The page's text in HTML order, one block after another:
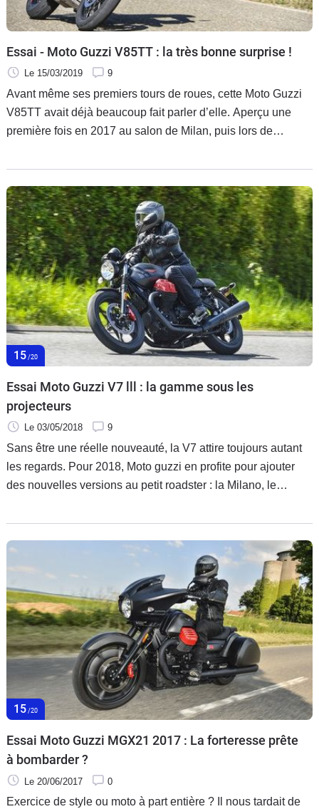
Essai - Moto Guzzi V85TT : la très bonne surprise !
Le 15/03/2019 9
Avant même ses premiers tours de roues, cette Moto Guzzi
V85TT avait déjà beaucoup fait parler d’elle. Aperçu une
première fois en 2017 au salon de Milan, puis lors de
en novembre dernier à l'édition suivante de Milan, ce
nouveau trail s’est fait désirer. Il était donc attendu au
tournant et se devait de ne pas décevoir sur la route!
Rendez-vous est ainsi pris au sud de la Sardaigne, non loin
de Cagliari pour juger de ses prestations.
15 /20
Essai Moto Guzzi V7 lll : la gamme sous les
projecteurs
Le 03/05/2018 9
Sans être une réelle nouveauté, la V7 attire toujours autant
les regards. Pour 2018, Moto guzzi en profite pour ajouter
des nouvelles versions au petit roadster : la Milano, le
découvrir ou redécouvrir la gamme V7. L’avantage en plus
c’est qu’elles sont autant destinées aux débutants, avec le
bridage A2, qu’aux motards confirmés.
15 /20
Essai Moto Guzzi MGX21 2017 : La forteresse prête
à bombarder ?
Le 20/06/2017 0
Exercice de style ou moto à part entière ? Il nous tardait de